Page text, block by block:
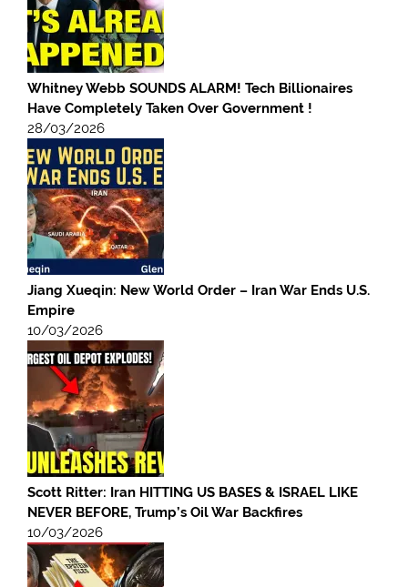
Whitney Webb SOUNDS ALARM! Tech Billionaires
Have Completely Taken Over Government !
28/03/2026
Jiang Xueqin: New World Order – Iran War Ends U.S.
Empire
10/03/2026
Scott Ritter: Iran HITTING US BASES & ISRAEL LIKE
NEVER BEFORE, Trump’s Oil War Backfires
10/03/2026